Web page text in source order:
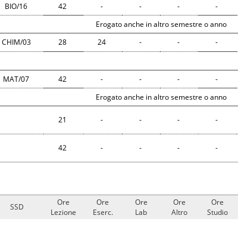
BIO/16 42 - - - -
Erogato anche in altro semestre o anno
CHIM/03 28 24 - - -
MAT/07 42 - - - -
Erogato anche in altro semestre o anno
21 - - - -
42 - - - -
SSD
Ore
Lezione
Ore
Eserc.
Ore
Lab
Ore
Altro
Ore
Studio